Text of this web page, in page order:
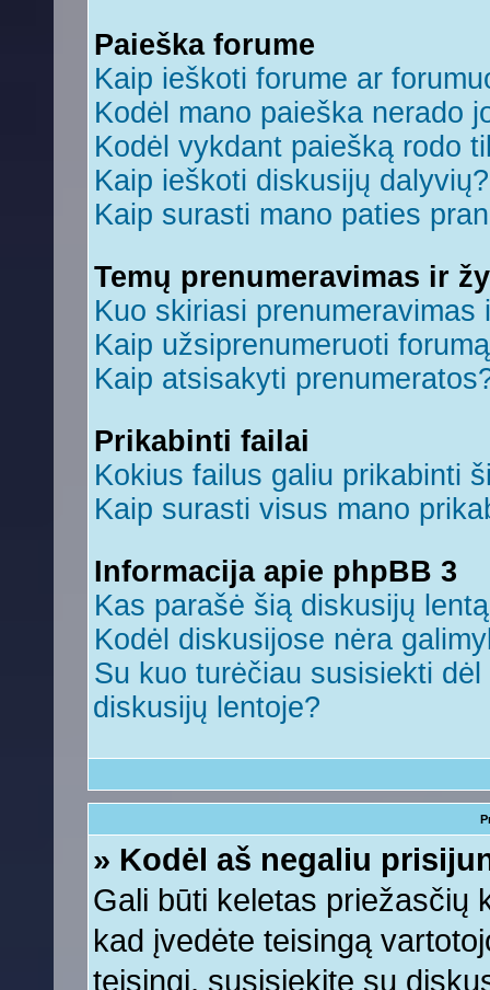
Paieška forume
Kaip ieškoti forume ar
Kodėl mano paieška nerado
Kodėl vykdant paiešką rodo
Kaip ieškoti diskusijų dalyvių?
Kaip surasti mano paties
Temų prenumeravimas ir
Kuo skiriasi prenumeravimas
Kaip užsiprenumeruoti
Kaip atsisakyti
Prikabinti failai
Kokius failus galiu prikabinti
Kaip surasti visus mano
Informacija apie phpBB 3
Kas parašė šią diskusijų
Kodėl diskusijose nėra
Su kuo turėčiau susisiekti
diskusijų lentoje?
» Kodėl aš negaliu
Gali būti keletas priežasčių
kad įvedėte teisingą
teisingi, susisiekite su